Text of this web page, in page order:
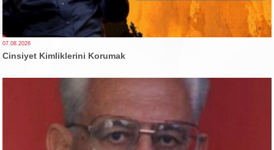
07.08.2026
Cinsiyet Kimliklerini Korumak